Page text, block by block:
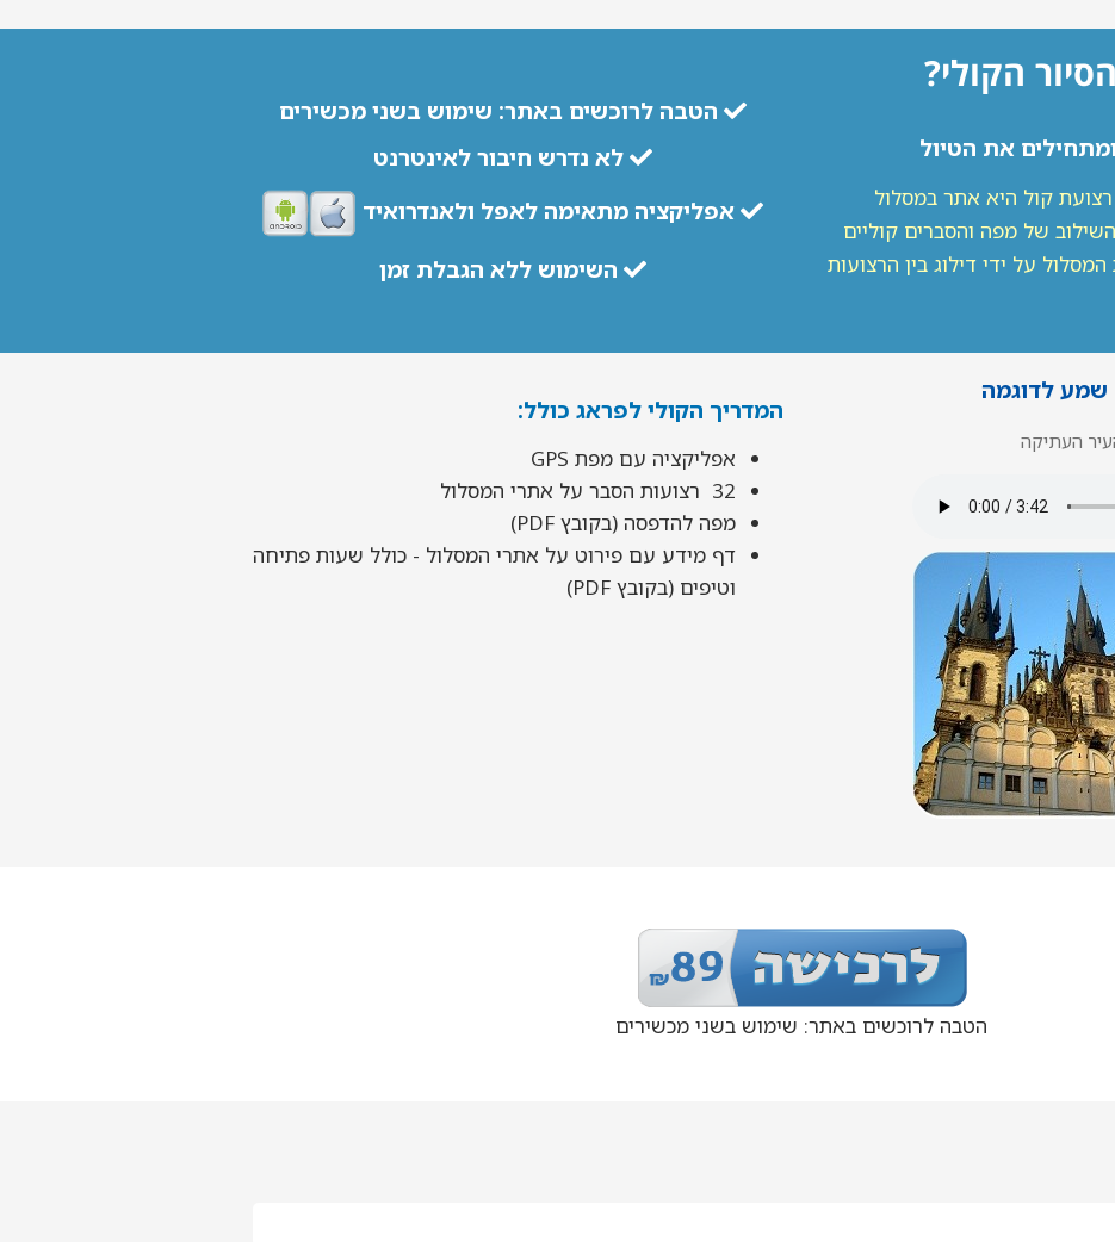
הקולי?
את הטיול
קול היא אתר במסלול
של מפה והסברים קוליים
על ידי דילוג בין הרצועות
הטבה לרוכשים באתר: שימוש בשני מכשירים
לא נדרש חיבור לאינטרנט
אפליקציה מתאימה לאפל ולאנדרואיד
השימוש ללא הגבלת זמן
שמע לדוגמה
העתיקה
המדריך הקולי לפראג כולל:
אפליקציה עם מפת GPS
32 רצועות הסבר על אתרי המסלול
מפה להדפסה (בקובץ PDF)
דף מידע עם פירוט על אתרי המסלול - כולל שעות פתיחה
וטיפים (בקובץ PDF)
הטבה לרוכשים באתר: שימוש בשני מכשירים